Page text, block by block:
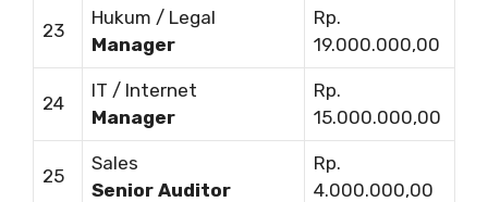
23
Hukum / Legal
Manager
Rp.
19.000.000,00
24
IT / Internet
Manager
Rp.
15.000.000,00
25
Sales
Senior Auditor
Rp.
4.000.000,00